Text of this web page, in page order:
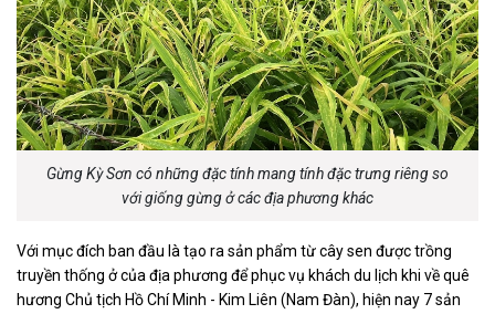
Gừng Kỳ Sơn có những đặc tính mang tính đặc trưng riêng so
với giống gừng ở các địa phương khác
Với mục đích ban đầu là tạo ra sản phẩm từ cây sen được trồng
truyền thống ở của địa phương để phục vụ khách du lịch khi về quê
hương Chủ tịch Hồ Chí Minh - Kim Liên (Nam Đàn), hiện nay 7 sản